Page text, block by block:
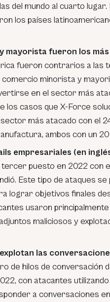
del mundo al cuarto lugar.
los países
mayorista fueron los
fueron contrarios a las
comercio minorista y
en el sector más
los casos que X-Force
más atacado con el
ambos con un
empresariales (en
puesto en 2022 con
Este tipo de ataques
lograr objetivos finales
usaron principalmente
maliciosos y
las
de hilos de conversación
con atacantes
a conversaciones